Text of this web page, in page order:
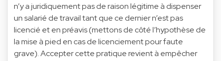
n’y a juridiquement pas de raison légitime à dispenser
un salarié de travail tant que ce dernier n’est pas
licencié et en préavis (mettons de côté l’hypothèse de
la mise à pied en cas de licenciement pour faute
grave). Accepter cette pratique revient à empêcher